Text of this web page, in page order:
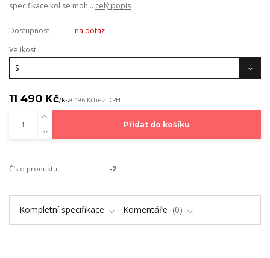
specifikace kol se moh... celý popis
Dostupnost
na dotaz
Velikost
11 490 Kč/ks9 496 Kčbez DPH
Přidat do košíku
Číslo produktu: -2
Kompletní specifikace Komentáře 0